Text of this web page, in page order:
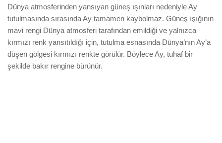
Dünya atmosferinden yansıyan güneş ışınları nedeniyle Ay
tutulmasında sırasında Ay tamamen kaybolmaz. Güneş ışığının
mavi rengi Dünya atmosferi tarafından emildiği ve yalnızca
kırmızı renk yansıtıldığı için, tutulma esnasında Dünya’nın Ay’a
düşen gölgesi kırmızı renkte görülür. Böylece Ay, tuhaf bir
şekilde bakır rengine bürünür.